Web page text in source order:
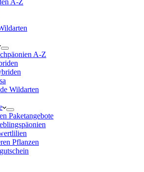
A-Z
A-Z
Wildarten
Paketangebote
Pflanzen